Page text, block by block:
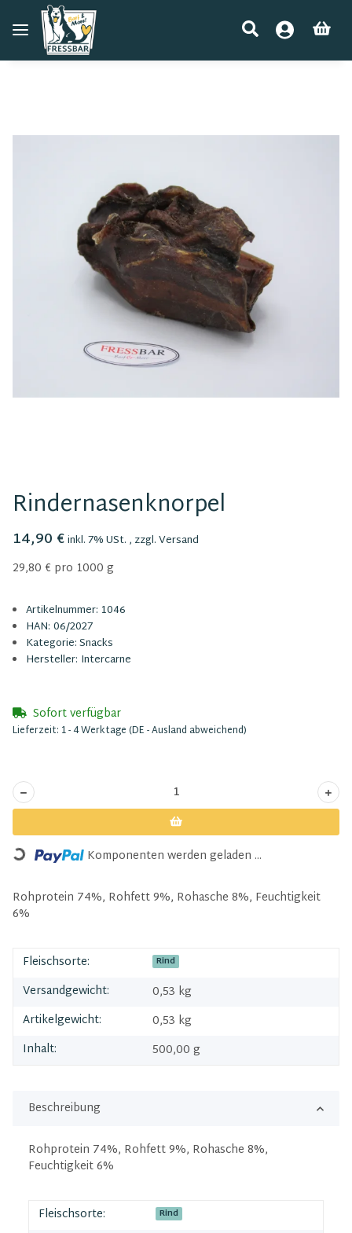
Rindernasenknorpel
14,90 €inkl. 7% USt. , zzgl.Versand
29,80 € pro 1000 g
Artikelnummer: 1046
HAN: 06/2027
Kategorie:Snacks
Hersteller: Intercarne
Sofort verfügbar
Lieferzeit: 1 - 4 Werktage(DE - Ausland abweichend)
Loading... Komponenten werden geladen ...
Rohprotein 74%, Rohfett 9%, Rohasche 8%, Feuchtigkeit
6%
Fleischsorte: Rind
Versandgewicht:
0,53 kg
Artikelgewicht:
0,53 kg
Inhalt:
500,00 g
Beschreibung
Rohprotein 74%, Rohfett 9%, Rohasche 8%,
Feuchtigkeit 6%
Fleischsorte: Rind